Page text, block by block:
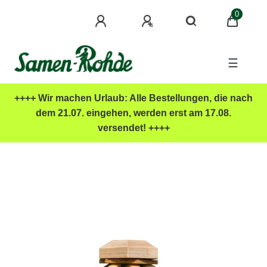
0
☰
++++ Wir machen Urlaub: Alle Bestellungen, die nach
dem 21.07. eingehen, werden erst am 17.08.
versendet! ++++